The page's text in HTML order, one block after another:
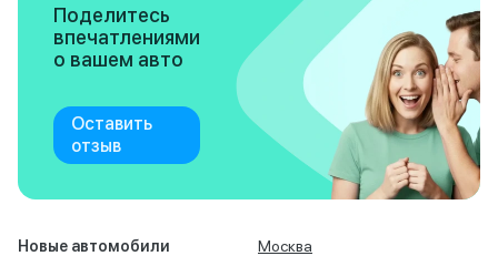
Поделитесь
впечатлениями
о вашем авто
Оставить
отзыв
Новые автомобили
Москва